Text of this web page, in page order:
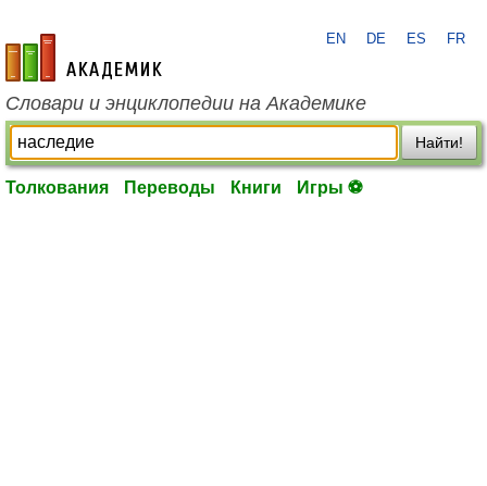
academic.ru
EN DE ES FR
Словари и энциклопедии на Академике
Найти!
Толкования Переводы Книги Игры ⚽